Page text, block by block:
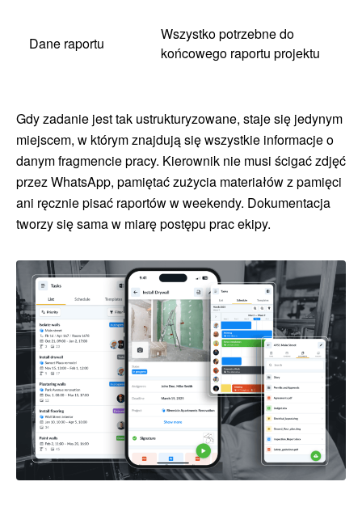
Dane raportu
Wszystko potrzebne do
końcowego raportu projektu
Gdy zadanie jest tak ustrukturyzowane, staje się jedynym
miejscem, w którym znajdują się wszystkie informacje o
danym fragmencie pracy. Kierownik nie musi ścigać zdjęć
przez WhatsApp, pamiętać zużycia materiałów z pamięci
ani ręcznie pisać raportów w weekendy. Dokumentacja
tworzy się sama w miarę postępu prac ekipy.